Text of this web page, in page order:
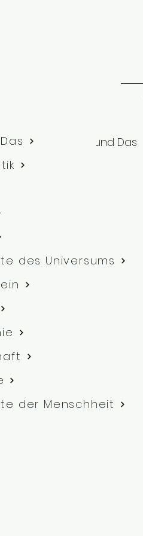
Artikel Dies und Das
des Universums
der Menschheit